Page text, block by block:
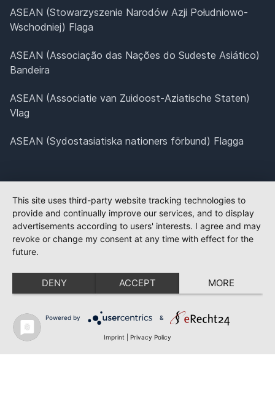
ASEAN (Stowarzyszenie Narodów Azji Południowo-
Wschodniej) Flaga
ASEAN (Associação das Nações do Sudeste Asiático)
Bandeira
ASEAN (Associatie van Zuidoost-Aziatische Staten)
Vlag
ASEAN (Sydostasiatiska nationers förbund) Flagga
This site uses third-party website tracking technologies to
provide and continually improve our services, and to display
advertisements according to users' interests. I agree and may
revoke or change my consent at any time with effect for the
future.
DENY ACCEPT MORE
Powered by &
Imprint Privacy Policy